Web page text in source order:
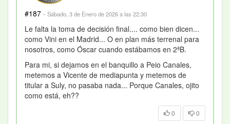
#187 · Sábado, 3 de Enero de 2026 a las 22:30
Le falta la toma de decisión final.... como bien dicen...
como Vini en el Madrid... O en plan más terrenal para
nosotros, como Óscar cuando estábamos en 2ªB.
Para mi, si dejamos en el banquillo a Peio Canales,
metemos a Vicente de mediapunta y metemos de
titular a Suly, no pasaba nada... Porque Canales, ojito
como está, eh??
0 0